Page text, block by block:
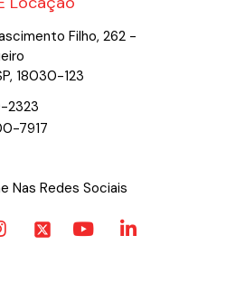
Filho, 262 -
18030-123
2323
7917
Nas Redes Sociais